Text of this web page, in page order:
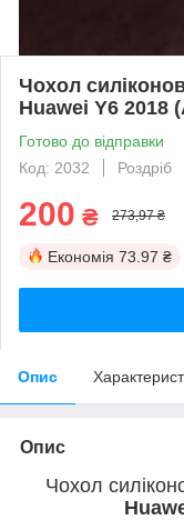
Чохол
Huawei Y6 2018
Готово до відправки
Код: 2032
Роздріб
200 ₴ 273,97 ₴
Економія 73.97 ₴
Опис
Опис
Чохол